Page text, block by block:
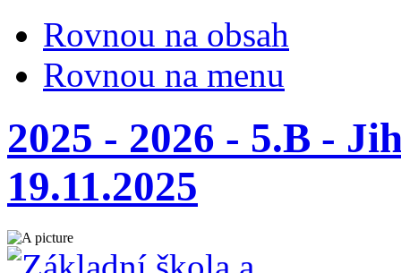
Rovnou na obsah
Rovnou na menu
2025 - 2026 - 5.B -
19.11.2025